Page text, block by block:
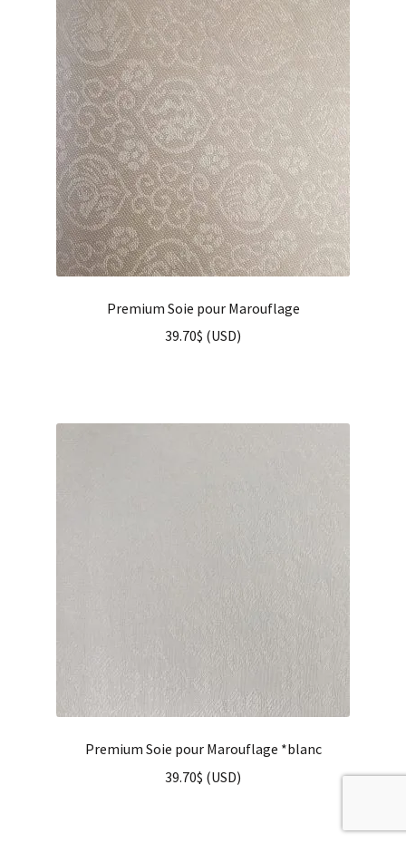
Premium Soie pour Marouflage
39.70$ (USD)
Premium Soie pour Marouflage *blanc
39.70$ (USD)